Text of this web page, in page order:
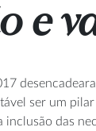
e
ser um
das